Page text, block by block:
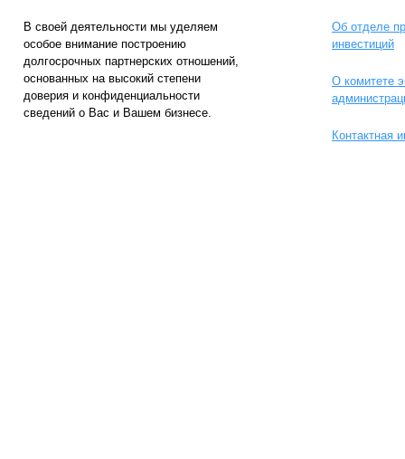
В своей деятельности мы уделяем
особое внимание построению
долгосрочных партнерских отношений,
основанных на высокий степени
доверия и конфиденциальности
сведений о Вас и Вашем бизнесе.
Об отделе
инвестиций
О комитете
Контактная